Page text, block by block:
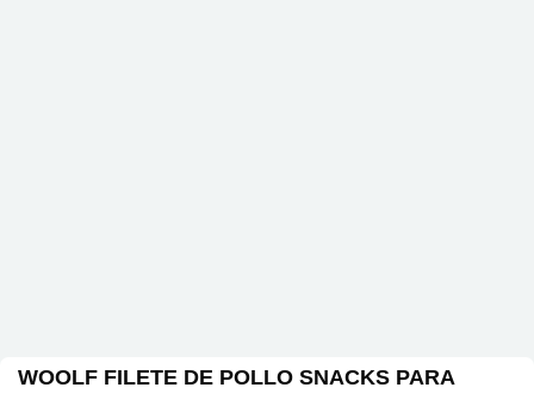
WOOLF FILETE DE POLLO SNACKS PARA